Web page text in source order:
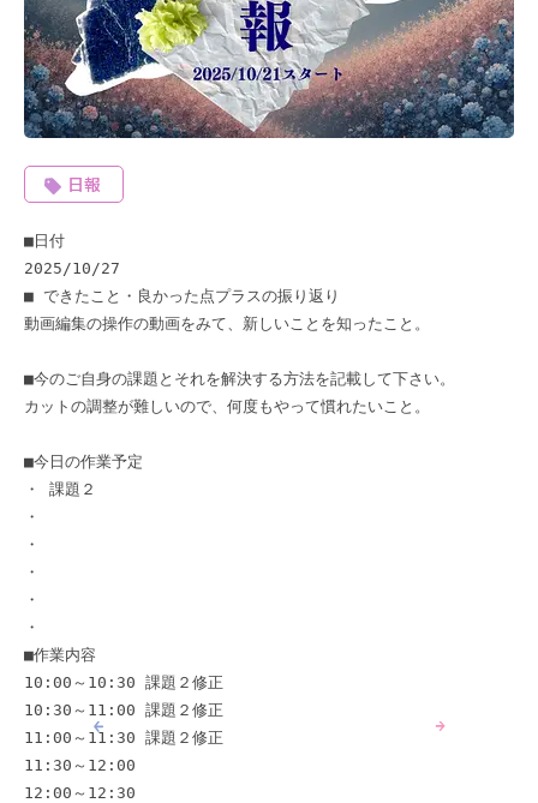
日報
■日付
2025/10/27
■ できたこと・良かった点プラスの振り返り
動画編集の操作の動画をみて、新しいことを知ったこと。
■今のご自身の課題とそれを解決する方法を記載して下さい。
カットの調整が難しいので、何度もやって慣れたいこと。
■今日の作業予定
・ 課題２
・
・
・
・
・
■作業内容
10:00～10:30 課題２修正
10:30～11:00 課題２修正
11:00～11:30 課題２修正
11:30～12:00
12:00～12:30